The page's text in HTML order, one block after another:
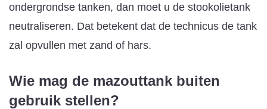
ondergrondse tanken, dan moet u de stookolietank
neutraliseren. Dat betekent dat de technicus de tank
zal opvullen met zand of hars.
Wie mag de mazouttank buiten
gebruik stellen?